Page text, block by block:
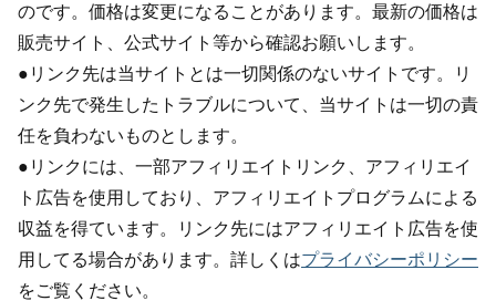
のです。価格は変更になることがあります。最新の価格は
販売サイト、公式サイト等から確認お願いします。
●リンク先は当サイトとは一切関係のないサイトです。リ
ンク先で発生したトラブルについて、当サイトは一切の責
任を負わないものとします。
●リンクには、一部アフィリエイトリンク、アフィリエイ
ト広告を使用しており、アフィリエイトプログラムによる
収益を得ています。リンク先にはアフィリエイト広告を使
用してる場合があります。詳しくはプライバシーポリシー
をご覧ください。